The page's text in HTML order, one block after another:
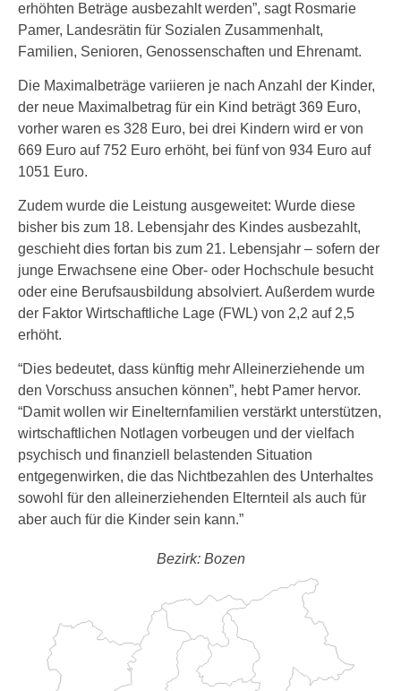
erhöhten Beträge ausbezahlt werden”, sagt Rosmarie
Pamer, Landesrätin für Sozialen Zusammenhalt,
Familien, Senioren, Genossenschaften und Ehrenamt.
Die Maximalbeträge variieren je nach Anzahl der Kinder,
der neue Maximalbetrag für ein Kind beträgt 369 Euro,
vorher waren es 328 Euro, bei drei Kindern wird er von
669 Euro auf 752 Euro erhöht, bei fünf von 934 Euro auf
1051 Euro.
Zudem wurde die Leistung ausgeweitet: Wurde diese
bisher bis zum 18. Lebensjahr des Kindes ausbezahlt,
geschieht dies fortan bis zum 21. Lebensjahr – sofern der
junge Erwachsene eine Ober- oder Hochschule besucht
oder eine Berufsausbildung absolviert. Außerdem wurde
der Faktor Wirtschaftliche Lage (FWL) von 2,2 auf 2,5
erhöht.
“Dies bedeutet, dass künftig mehr Alleinerziehende um
den Vorschuss ansuchen können”, hebt Pamer hervor.
“Damit wollen wir Einelternfamilien verstärkt unterstützen,
wirtschaftlichen Notlagen vorbeugen und der vielfach
psychisch und finanziell belastenden Situation
entgegenwirken, die das Nichtbezahlen des Unterhaltes
sowohl für den alleinerziehenden Elternteil als auch für
aber auch für die Kinder sein kann.”
Bezirk: Bozen